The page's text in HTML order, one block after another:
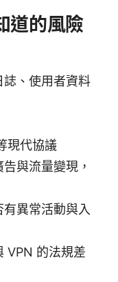
道的風險
誌、使用者資料
現代協議
與流量變現，
異常活動與入
VPN 的法規差